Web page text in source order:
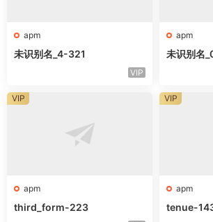
apm
未识别名_4-321
VIP
apm
未识别名
apm
third_form-223
VIP
apm
tenue-
VIP